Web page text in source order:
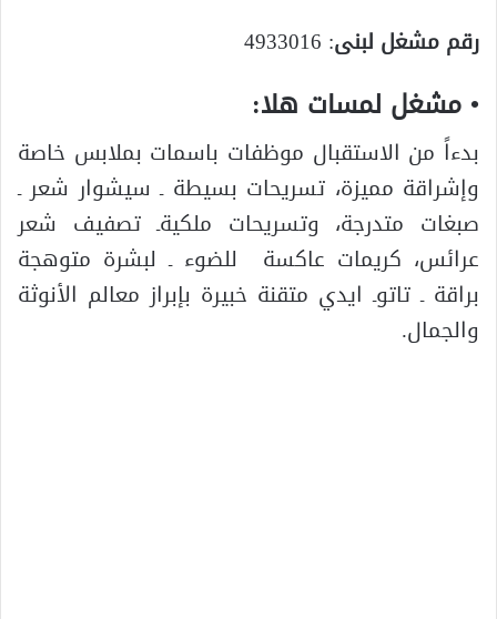
رقم مشغل لبنى: 4933016
• مشغل لمسات هلا:
بدءاً من الاستقبال موظفات باسمات بملابس خاصة
وإشراقة مميزة، تسريحات بسيطة ـ سيشوار شعر ـ
صبغات متدرجة، وتسريحات ملكيةـ تصفيف شعر
عرائس، كريمات عاكسة للضوء ـ لبشرة متوهجة
براقة ـ تاتوـ ايدي متقنة خبيرة بإبراز معالم الأنوثة
والجمال.